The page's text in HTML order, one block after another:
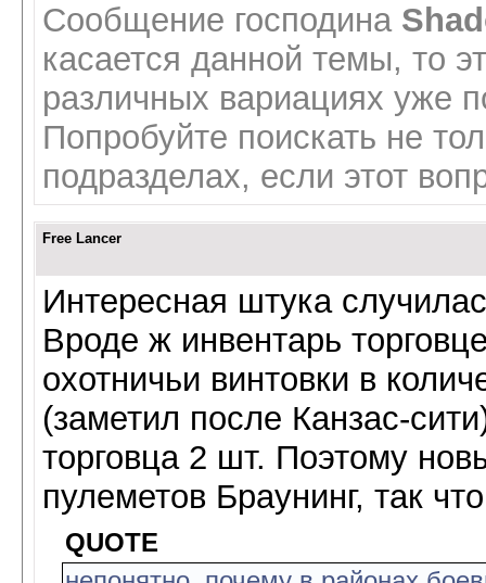
Сообщение господина
касается данной темы, то
различных вариациях уже
Попробуйте поискать не
подразделах, если этот
Free Lancer
Интересная штука
Вроде ж инвентарь
охотничьи винтовки в
(заметил после Канзас-
торговца 2 шт. Поэтому
пулеметов Браунинг, так
QUOTE